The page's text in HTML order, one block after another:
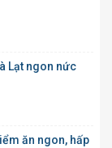
Lạt ngon nức
ăn ngon, hấp